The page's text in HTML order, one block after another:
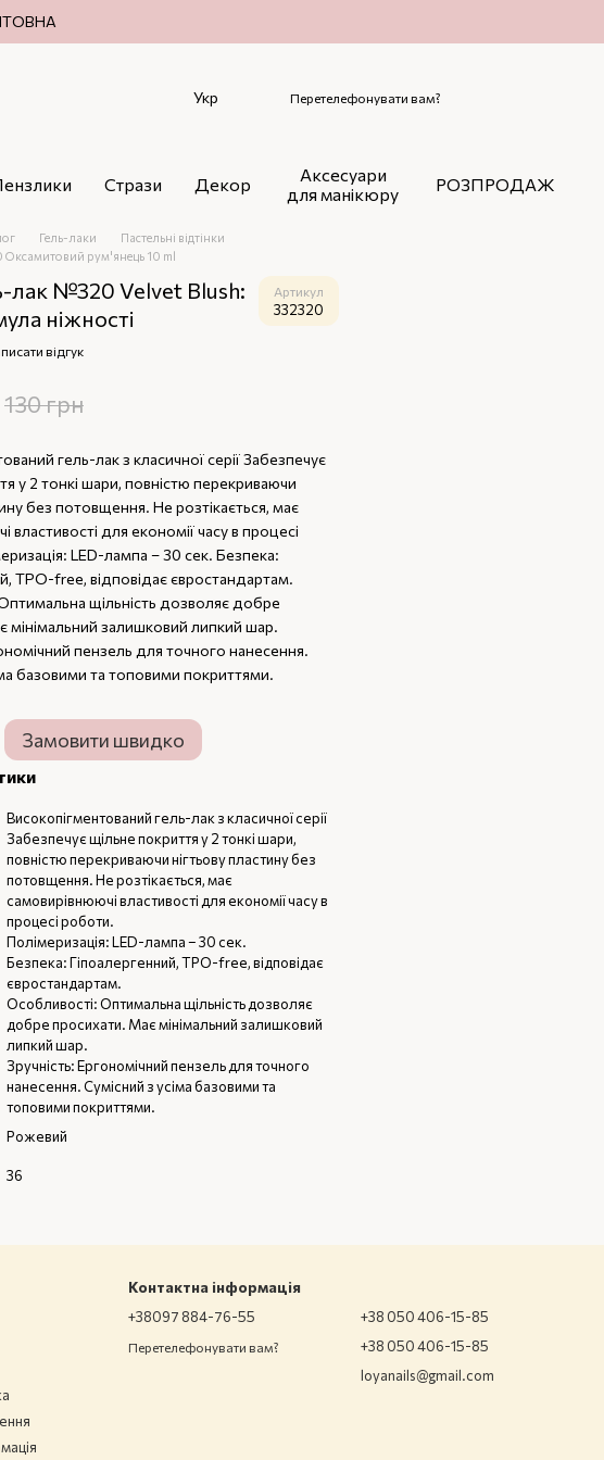
Укр Перетелефонувати вам?
Стрази Декор
Аксесуари
для манікюру
РОЗПРОДАЖ
Гель-лаки
Пастельні відтінки
Оксамитовий рум'янець 10 ml
лак №320 Velvet Blush:
ніжності
Артикул
332320
відгук
130 грн
гель-лак з класичної серії Забезпечує
у 2 тонкі шари, повністю перекриваючи
без потовщення. Не розтікається, має
властивості для економії часу в процесі
LED-лампа – 30 сек. Безпека:
TPO-free, відповідає євростандартам.
щільність дозволяє добре
мінімальний залишковий липкий шар.
пензель для точного нанесення.
базовими та топовими покриттями.
Замовити швидко
Високопігментований гель-лак з класичної серії
Забезпечує щільне покриття у 2 тонкі шари,
повністю перекриваючи нігтьову пластину без
потовщення. Не розтікається, має
самовирівнюючі властивості для економії часу в
процесі роботи.
Полімеризація: LED-лампа – 30 сек.
Безпека: Гіпоалергенний, TPO-free, відповідає
євростандартам.
Особливості: Оптимальна щільність дозволяє
добре просихати. Має мінімальний залишковий
липкий шар.
Зручність: Ергономічний пензель для точного
нанесення. Сумісний з усіма базовими та
топовими покриттями.
Рожевий
36
Контактна інформація
+38097 884-76-55
Перетелефонувати вам?
+38 050 406-15-85
+38 050 406-15-85
loyanails@gmail.com